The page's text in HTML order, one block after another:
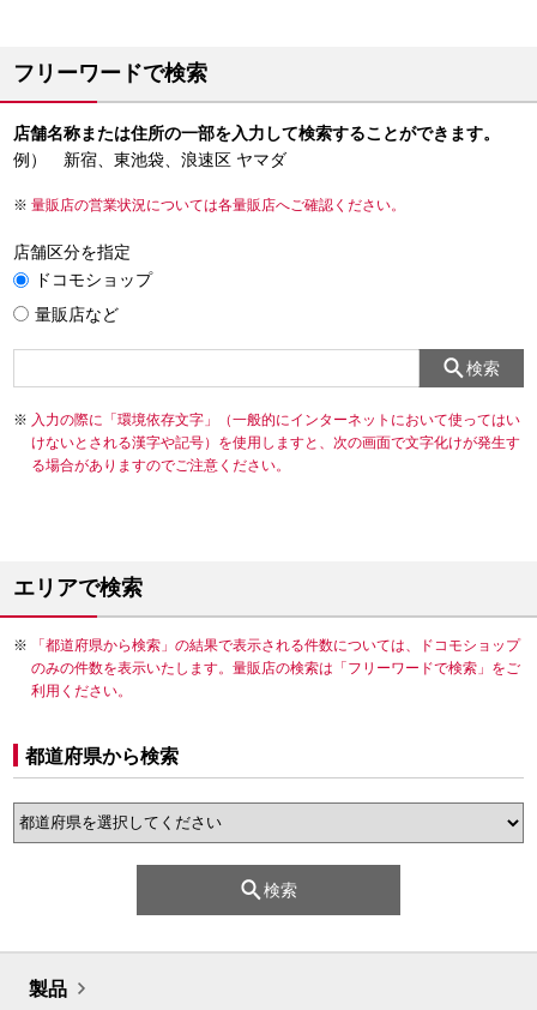
フリーワードで検索
店舗名称または住所の一部を入力して検索することができます。
例） 新宿、東池袋、浪速区 ヤマダ
量販店の営業状況については各量販店へご確認ください。
店舗区分を指定
ドコモショップ
量販店など
検索
入力の際に「環境依存文字」（一般的にインターネットにおいて使ってはい
けないとされる漢字や記号）を使用しますと、次の画面で文字化けが発生す
る場合がありますのでご注意ください。
エリアで検索
「都道府県から検索」の結果で表示される件数については、ドコモショップ
のみの件数を表示いたします。量販店の検索は「フリーワードで検索」をご
利用ください。
都道府県から検索
検索
製品